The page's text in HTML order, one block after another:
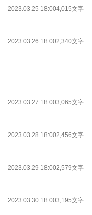
2023.03.25 18:004,015文字
2023.03.26 18:002,340文字
2023.03.27 18:003,065文字
2023.03.28 18:002,456文字
2023.03.29 18:002,579文字
2023.03.30 18:003,195文字